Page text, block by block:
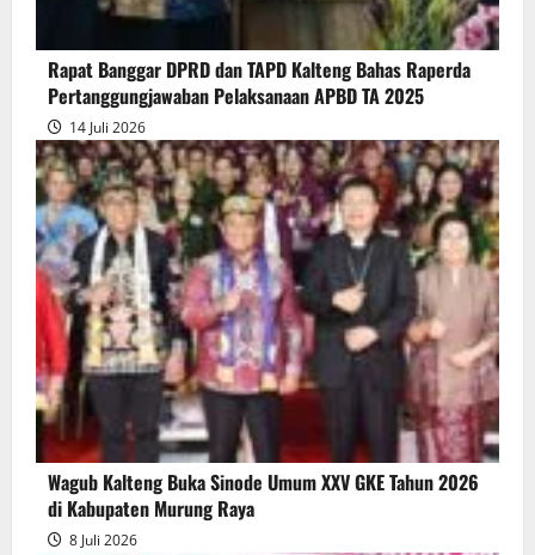
Raperda
Pertanggungjawaban
Pelaksanaan
APBD
2025
Rapat Banggar DPRD dan TAPD Kalteng Bahas Raperda
Pertanggungjawaban Pelaksanaan APBD TA 2025
14 Juli 2026
Wagub Kalteng Buka Sinode Umum XXV GKE Tahun 2026
di Kabupaten Murung Raya
8 Juli 2026